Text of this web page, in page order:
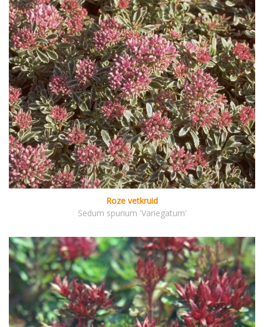
Roze vetkruid
Sedum spurium 'Variegatum'